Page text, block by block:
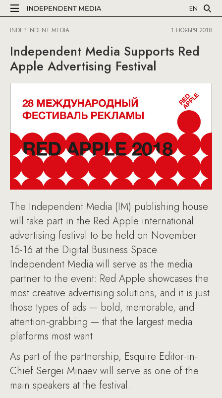
EN
INDEPENDENT MEDIA 1 НОЯБРЯ 2018
Independent Media Supports Red
Apple Advertising Festival
The Independent Media (IM) publishing house
will take part in the Red Apple international
advertising festival to be held on November
15-16 at the Digital Business Space.
Independent Media will serve as the media
partner to the event: Red Apple showcases the
most creative advertising solutions, and it is just
those types of ads — bold, memorable, and
attention-grabbing — that the largest media
platforms most want.
As part of the partnership, Esquire Editor-in-
Chief Sergei Minaev will serve as one of the
main speakers at the festival.